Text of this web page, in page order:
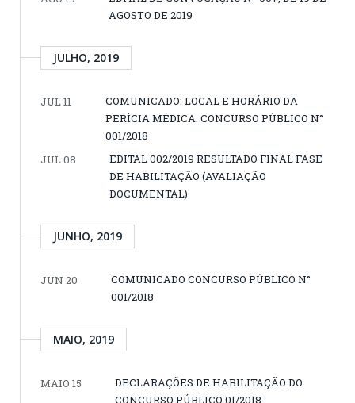
AGOSTO DE 2019
JULHO, 2019
JUL 11
COMUNICADO: LOCAL E HORÁRIO DA
PERÍCIA MÉDICA. CONCURSO PÚBLICO N°
001/2018
JUL 08
EDITAL 002/2019 RESULTADO FINAL FASE
DE HABILITAÇÃO (AVALIAÇÃO
DOCUMENTAL)
JUNHO, 2019
JUN 20
COMUNICADO CONCURSO PÚBLICO N°
001/2018
MAIO, 2019
MAIO 15
DECLARAÇÕES DE HABILITAÇÃO DO
CONCURSO PÚBLICO 01/2018